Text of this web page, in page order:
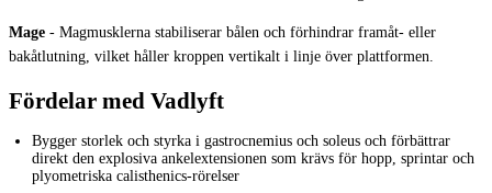
Mage - Magmusklerna stabiliserar bålen och förhindrar framåt- eller
bakåtlutning, vilket håller kroppen vertikalt i linje över plattformen.
Fördelar med Vadlyft
Bygger storlek och styrka i gastrocnemius och soleus och förbättrar
direkt den explosiva ankelextensionen som krävs för hopp, sprintar och
plyometriska calisthenics-rörelser